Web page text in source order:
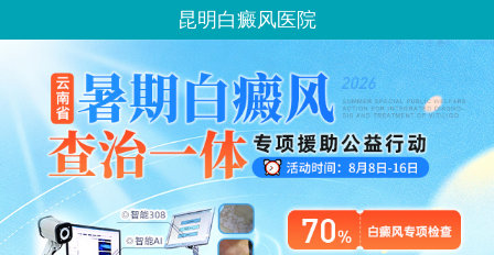
昆明白癜风医院